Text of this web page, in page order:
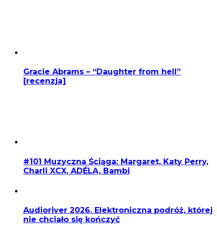
Gracie Abrams – “Daughter from hell”
[recenzja]
#101 Muzyczna Ściąga: Margaret, Katy Perry,
Charli XCX, ADÉLA, Bambi
Audioriver 2026. Elektroniczna podróż, której
nie chciało się kończyć